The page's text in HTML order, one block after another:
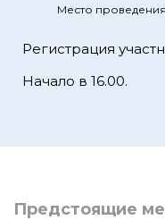
Место
Регистрация
Начало в 16.00.
Предстоящие